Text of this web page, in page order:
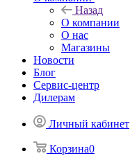
Назад
О компании
О нас
Магазины
Новости
Блог
Сервис-центр
Дилерам
Личный кабинет
Корзина0